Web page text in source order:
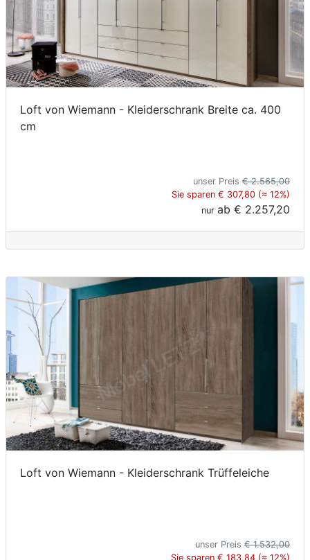
Loft von Wiemann - Kleiderschrank Breite ca. 400
cm
unser Preis € 2.565,00
Sie sparen € 307,80 (≈ 12%)
nur ab € 2.257,20
Loft von Wiemann - Kleiderschrank Trüffeleiche
unser Preis € 1.532,00
Sie sparen € 183,84 (≈ 12%)